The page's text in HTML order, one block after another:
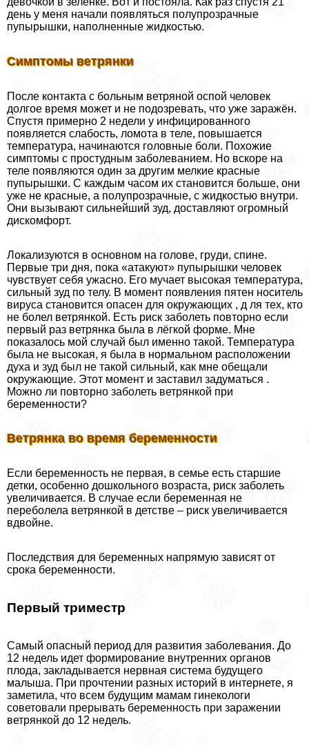
день у меня начали появляться полупрозрачные
пупырышки, наполненные жидкостью.
Симптомы ветрянки
После контакта с больным ветряной оспой человек
долгое время может и не подозревать, что уже заражён.
Спустя примерно 2 недели у инфицированного
появляется слабость, ломота в теле, повышается
температура, начинаются головные боли. Похожие
симптомы с простудным заболеванием. Но вскоре на
теле появляются один за другим мелкие красные
пупырышки. С каждым часом их становится больше, они
уже не красные, а полупрозрачные, с жидкостью внутри.
Они вызывают сильнейший зуд, доставляют огромный
дискомфорт.
Локализуются в основном на голове, гpyди, спине.
Первые три дня, пока «атакуют» пупырышки человек
чувствует себя ужасно. Его мучает высокая температура,
сильный зуд по телу. В момент появления пятен носитель
вируса становится опасен для окружающих , д ля тех, кто
не болел ветрянкой. Есть риск заболеть повторно если
первый раз ветрянка была в лёгкой форме. Мне
показалось мой случай был именно такой. Температура
была не высокая, я была в нормальном расположении
духа и зуд был не такой сильный, как мне обещали
окружающие. Этот момент и заставил задуматься .
Можно ли повторно заболеть ветрянкой при
беременности?
Ветрянка во время беременности
Если беременность не первая, в семье есть старшие
детки, особенно дошкольного возраста, риск заболеть
увеличивается. В случае если беременная не
переболела ветрянкой в детстве – риск увеличивается
вдвойне.
Последствия для беременных напрямую зависят от
срока беременности.
Первый триместр
Самый опасный период для развития заболевания. До
12 недель идет формирование внутренних органов
плода, закладывается нервная система будущего
малыша. При прочтении разных историй в интернете, я
заметила, что всем будущим мамам гинекологи
советовали прерывать беременность при заражении
ветрянкой до 12 недель.